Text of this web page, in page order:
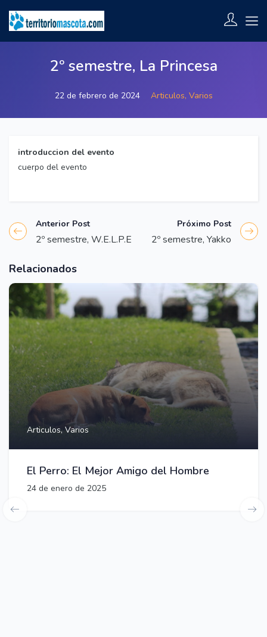
2º semestre, La Princesa
22 de febrero de 2024 Articulos, Varios
introduccion del evento
cuerpo del evento
Anterior Post
2º semestre, W.E.L.P.E
Próximo Post
2º semestre, Yakko
Relacionados
Articulos, Varios
El Perro: El Mejor Amigo del Hombre
24 de enero de 2025